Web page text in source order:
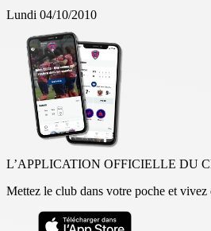
Lundi 04/10/2010
L’APPLICATION OFFICIELLE DU
Mettez le club dans votre poche et vivez